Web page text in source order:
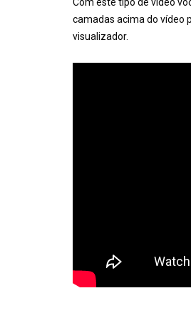
camadas acima do vídeo
visualizador.